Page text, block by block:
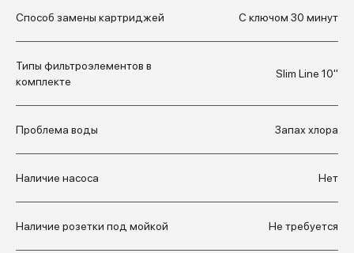
Способ замены картриджей С ключом 30 минут
Типы фильтроэлементов в
комплекте
Slim Line 10"
Проблема воды Запах хлора
Наличие насоса Нет
Наличие розетки под мойкой Не требуется